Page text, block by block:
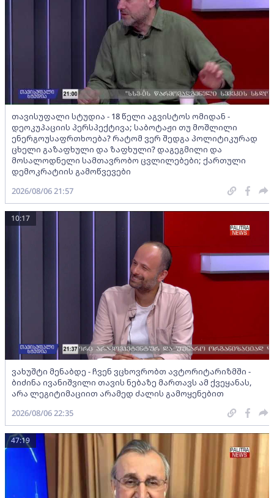
თავისუფალი სტუდია - 18 წელი აგვისტოს ომიდან -
დეოკუპაციის პერსპექტივა; საბოტაჟი თუ მოშლილი
ენერგოუსაფრთხოება? რატომ ვერ შედგა პოლიტიკურად
ცხელი გაზაფხული და ზაფხული? დაგეგმილი და
მოსალოდნელი სამთავრობო ცვლილებები; ქართული
დემოკრატიის გამოწვევები
2026/08/06 21:57
ვახუშტი მენაბდე - ჩვენ ვცხოვრობთ ავტორიტარიზმში -
ბიძინა ივანიშვილი თავის ნებაზე მართავს ამ ქვეყანას,
არა ლეგიტიმაციით არამედ ძალის გამოყენებით
10:17
2026/08/06 22:35
47:19